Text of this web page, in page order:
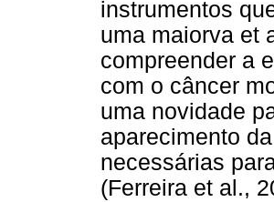
instrumentos
uma maiorva et
compreender a
com o câncer
uma novidade
aparecimento
necessárias
(Ferreira et al.,